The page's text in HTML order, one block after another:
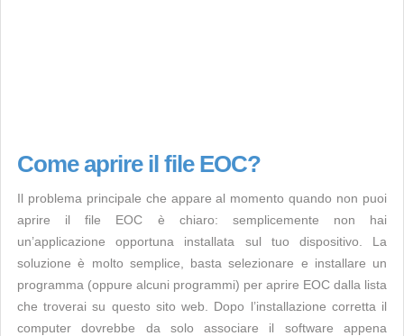
Come aprire il file EOC?
Il problema principale che appare al momento quando non puoi
aprire il file EOC è chiaro: semplicemente non hai
un’applicazione opportuna installata sul tuo dispositivo. La
soluzione è molto semplice, basta selezionare e installare un
programma (oppure alcuni programmi) per aprire EOC dalla lista
che troverai su questo sito web. Dopo l’installazione corretta il
computer dovrebbe da solo associare il software appena